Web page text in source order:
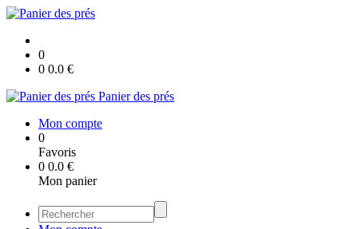
0
0 0.0 €
Panier des prés
Mon compte
0
Favoris
0 0.0 €
Mon panier